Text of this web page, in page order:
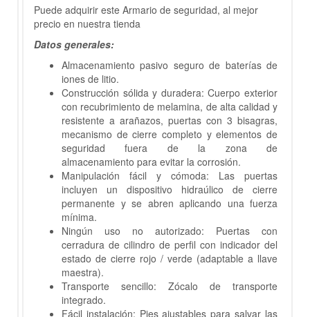
Puede adquirir este Armario de seguridad, al mejor
precio en nuestra tienda
Datos generales:
Almacenamiento pasivo seguro de baterías de
iones de litio.
Construcción sólida y duradera: Cuerpo exterior
con recubrimiento de melamina, de alta calidad y
resistente a arañazos, puertas con 3 bisagras,
mecanismo de cierre completo y elementos de
seguridad fuera de la zona de
almacenamiento para evitar la corrosión.
Manipulación fácil y cómoda: Las puertas
incluyen un dispositivo hidraúlico de cierre
permanente y se abren aplicando una fuerza
mínima.
Ningún uso no autorizado: Puertas con
cerradura de cilindro de perfil con indicador del
estado de cierre rojo / verde (adaptable a llave
maestra).
Transporte sencillo: Zócalo de transporte
integrado.
Fácil instalación: Pies ajustables para salvar las